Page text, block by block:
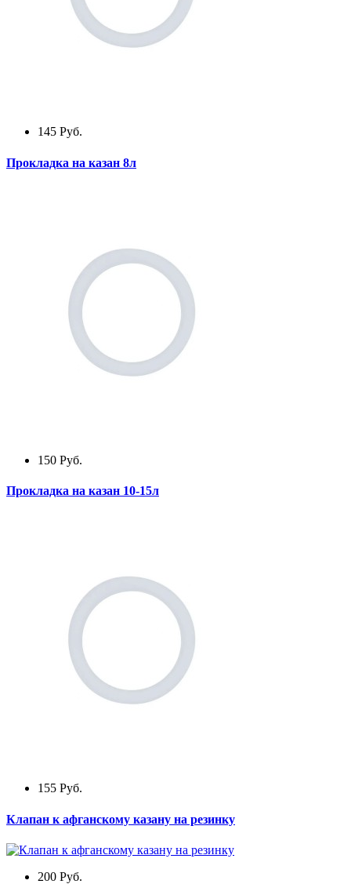
145 Руб.
Прокладка на казан 8л
150 Руб.
Прокладка на казан 10-15л
155 Руб.
Клапан к афганскому казану на резинку
200 Руб.